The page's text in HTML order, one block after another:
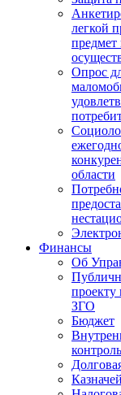
легкой
Опрос
области
Финансы
Об
проекту
ЗГО
Бюджет
контроль